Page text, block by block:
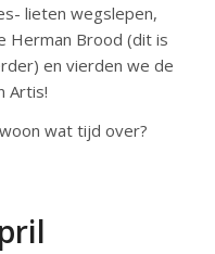
lieten wegslepen,
Herman Brood (dit is
en vierden we de
Artis!
wat tijd over?